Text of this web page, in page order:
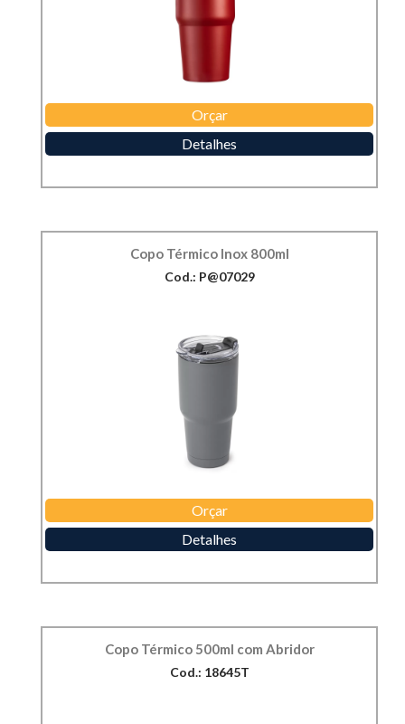
Orçar
Detalhes
Copo Térmico Inox 800ml
Cod.: P@07029
Orçar
Detalhes
Copo Térmico 500ml com Abridor
Cod.: 18645T